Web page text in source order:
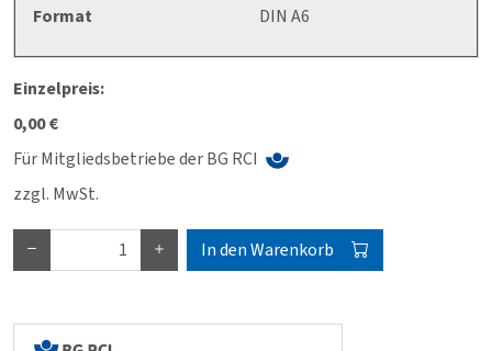
Format
DIN A6
Einzelpreis:
0,00 €
Für Mitgliedsbetriebe der BG RCI
zzgl. MwSt.
In den Warenkorb